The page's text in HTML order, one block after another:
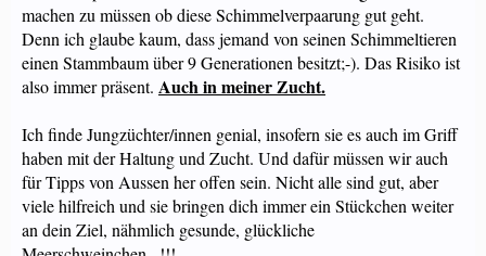
machen zu müssen ob diese Schimmelverpaarung gut geht.
Denn ich glaube kaum, dass jemand von seinen Schimmeltieren
einen Stammbaum über 9 Generationen besitzt;-). Das Risiko ist
also immer präsent. Auch in meiner Zucht.
Ich finde Jungzüchter/innen genial, insofern sie es auch im Griff
haben mit der Haltung und Zucht. Und dafür müssen wir auch
für Tipps von Aussen her offen sein. Nicht alle sind gut, aber
viele hilfreich und sie bringen dich immer ein Stückchen weiter
an dein Ziel, nähmlich gesunde, glückliche